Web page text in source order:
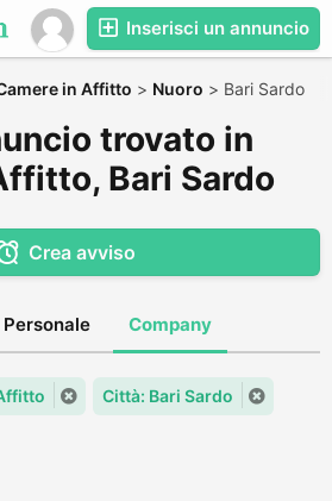
Inserisci un annuncio
in Affitto > Nuoro > Bari Sardo
trovato in
Bari Sardo
Crea avviso
Personale Company
Città: Bari Sardo